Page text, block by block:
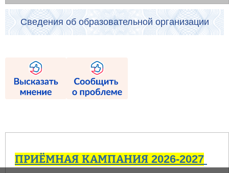
Сведения об образовательной организации
ПРИЁМНАЯ КАМПАНИЯ 2026-2027